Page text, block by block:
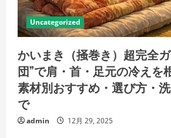
Uncategorized
かいまき（掻巻き）超完全
団”で肩・首・足元の冷えを
素材別おすすめ・選び方・洗
で
admin 12月 29, 2025